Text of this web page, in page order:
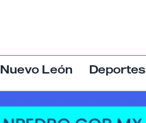
Nuevo León Deportes